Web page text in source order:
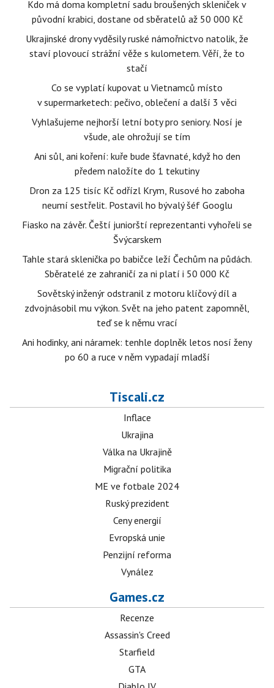
Kdo má doma kompletní sadu broušených skleniček v
původní krabici, dostane od sběratelů až 50 000 Kč
Ukrajinské drony vyděsily ruské námořnictvo natolik, že
staví plovoucí strážní věže s kulometem. Věří, že to
stačí
Co se vyplatí kupovat u Vietnamců místo
v supermarketech: pečivo, oblečení a další 3 věci
Vyhlašujeme nejhorší letní boty pro seniory. Nosí je
všude, ale ohrožují se tím
Ani sůl, ani koření: kuře bude šťavnaté, když ho den
předem naložíte do 1 tekutiny
Dron za 125 tisíc Kč odřízl Krym, Rusové ho zaboha
neumí sestřelit. Postavil ho bývalý šéf Googlu
Fiasko na závěr. Čeští juniorští reprezentanti vyhořeli se
Švýcarskem
Tahle stará sklenička po babičce leží Čechům na půdách.
Sběratelé ze zahraničí za ni platí i 50 000 Kč
Sovětský inženýr odstranil z motoru klíčový díl a
zdvojnásobil mu výkon. Svět na jeho patent zapomněl,
teď se k němu vrací
Ani hodinky, ani náramek: tenhle doplněk letos nosí ženy
po 60 a ruce v něm vypadají mladší
Tiscali.cz
Inflace
Ukrajina
Válka na Ukrajině
Migrační politika
ME ve fotbale 2024
Ruský prezident
Ceny energií
Evropská unie
Penzijní reforma
Vynález
Games.cz
Recenze
Assassin's Creed
Starfield
GTA